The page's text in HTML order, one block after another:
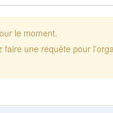
le moment.
une requête pour